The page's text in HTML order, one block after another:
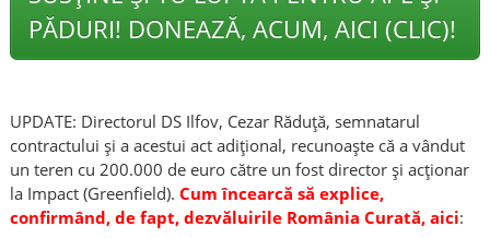
PĂDURI! DONEAZĂ, ACUM, AICI (CLIC)!
UPDATE: Directorul DS Ilfov, Cezar Răduță, semnatarul
contractului și a acestui act adițional, recunoaște că a vândut
un teren cu 200.000 de euro către un fost director și acționar
la Impact (Greenfield). Cum încearcă să explice,
confirmând, de fapt, dezvăluirile România Curată, aici: